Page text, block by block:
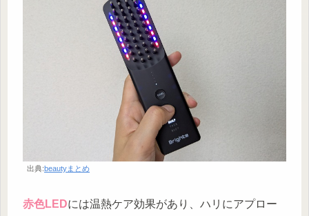
出典:beautyまとめ
赤色LEDには温熱ケア効果があり、ハリにアプロー